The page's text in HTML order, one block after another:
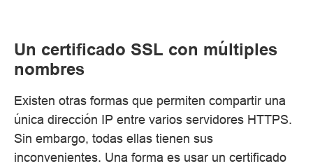
Un certificado SSL con múltiples
nombres
Existen otras formas que permiten compartir una
única dirección IP entre varios servidores HTTPS.
Sin embargo, todas ellas tienen sus
inconvenientes. Una forma es usar un certificado